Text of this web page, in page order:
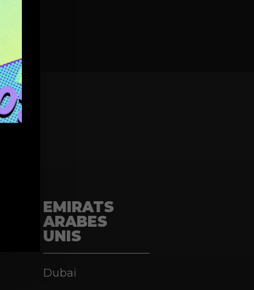
EMIRATS
ARABES
UNIS
Dubai